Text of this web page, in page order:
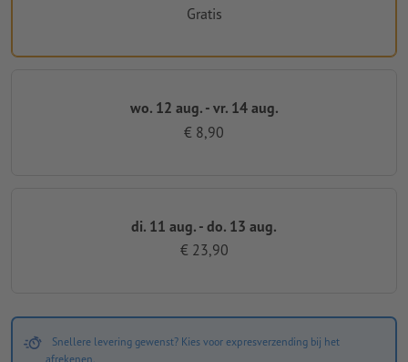
Gratis
wo. 12 aug. - vr. 14 aug.
€ 8,90
di. 11 aug. - do. 13 aug.
€ 23,90
Snellere levering gewenst? Kies voor expresverzending bij het
afrekenen.